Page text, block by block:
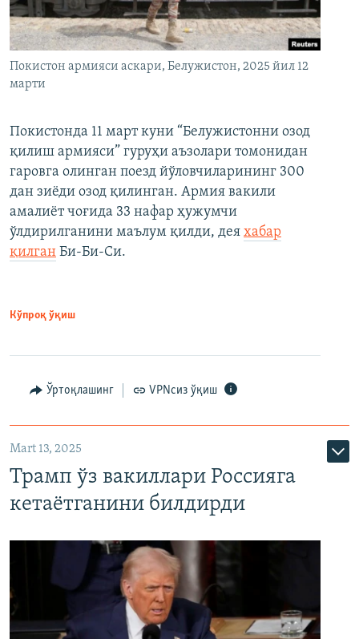
Покистон армияси аскари, Белужистон, 2025 йил 12
марти
Покистонда 11 март куни “Белужистонни озод
қилиш армияси” гуруҳи аъзолари томонидан
гаровга олинган поезд йўловчиларининг 300
дан зиёди озод қилинган. Армия вакили
амалиёт чоғида 33 нафар ҳужумчи
ўлдирилганини маълум қилди, дея хабар
қилган Би-Би-Си.
Кўпроқ ўқиш
Ўртоқлашинг VPNсиз ўқиш
Mart 13, 2025
Трамп ўз вакиллари Россияга
кетаётганини билдирди